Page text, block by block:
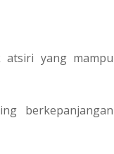
atsiri yang mampu
berkepanjangan